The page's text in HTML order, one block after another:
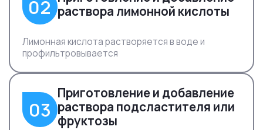
02 раствора лимонной кислоты
Лимонная кислота растворяется в воде и
профильтровывается
03
Приготовление и добавление
раствора подсластителя или
фруктозы